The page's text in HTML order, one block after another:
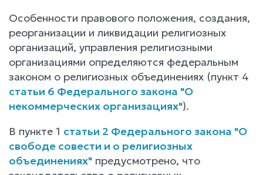
Особенности правового положения, создания,
реорганизации и ликвидации религиозных
организаций, управления религиозными
организациями определяются федеральным
законом о религиозных объединениях (пункт 4
статьи 6 Федерального закона "О
некоммерческих организациях").
В пункте 1 статьи 2 Федерального закона "О
свободе совести и о религиозных
объединениях" предусмотрено, что